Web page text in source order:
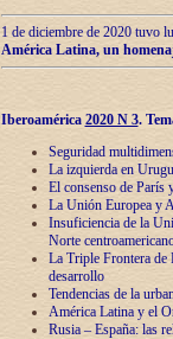
1 de diciembre de 2020 tuvo
América Latina, un
Iberoamérica 2020 N 3.
Seguridad
La izquierda en
El consenso de París
La Unión Europea y
Insuficiencia de la
Norte
La Triple Frontera de
desarrollo
Tendencias de la
América Latina y el
Rusia – España: las